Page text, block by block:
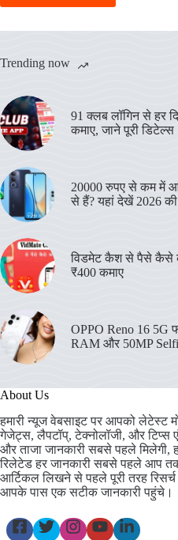
Trending now
91 क्लब लॉगिन से हर
कमाए, जाने पूरी डिटेल्स
20000 रुपए से कम में
से हैं? यहां देखें 2026
विडमेट कैश से पैसे कैसे
₹400 कमाए
OPPO Reno 16 5G
RAM और 50MP
About Us
हमारी न्यूज वेबसाइट पर आपको लेटेस्ट
गेजेट्स, लैपटॉप्, टेक्नोलॉजी, और टिप्स
और ताजा जानकारी सबसे पहले मिलेगी,
रिलेटेड हर जानकारी सबसे पहले आप
आर्टिकल लिखने से पहले पूरी तरह
आपके पास एक सटीक जानकारी पहुंचे।